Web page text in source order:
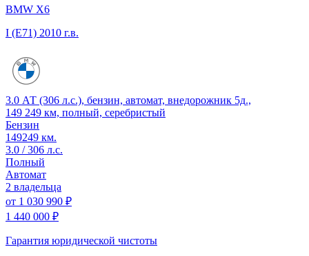
BMW X6
I (E71) 2010 г.в.
3.0 АТ (306 л.с.), бензин, автомат, внедорожник 5д.,
149 249 км, полный, серебристый
Бензин
149249 км.
3.0 / 306 л.с.
Полный
Автомат
2 владельца
от 1 030 990 ₽
1 440 000 ₽
Гарантия юридической чистоты